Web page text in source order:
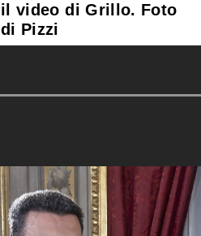
il video di Grillo. Foto
di Pizzi